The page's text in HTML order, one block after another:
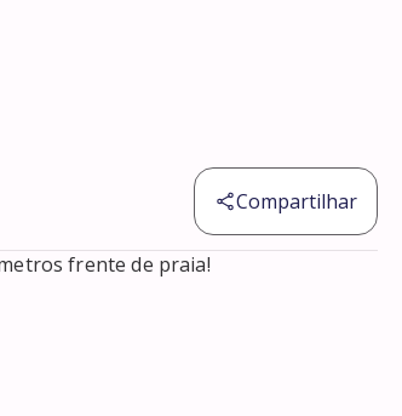
Compartilhar
frente de praia!